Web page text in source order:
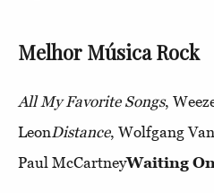
Melhor Música Rock
All My Favorite Songs,
LeonDistance, Wolfgang
Paul McCartneyWaiting